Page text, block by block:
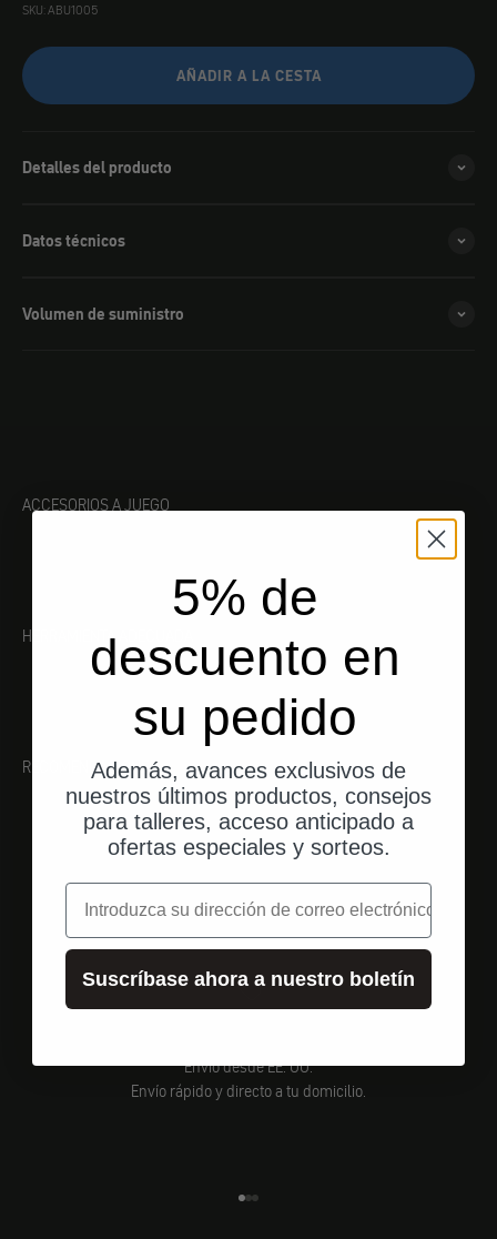
SKU: ABU1005
AÑADIR A LA CESTA
Detalles del producto
Datos técnicos
Volumen de suministro
ACCESORIOS A JUEGO
HERRAMIENTA ADECUADA
RECOMENDACIONES
Envío desde EE. UU.
Envío rápido y directo a tu domicilio.
5% de
descuento en
su pedido
Además, avances exclusivos de
nuestros últimos productos, consejos
para talleres, acceso anticipado a
ofertas especiales y sorteos.
correo electrónico
Suscríbase ahora a nuestro boletín